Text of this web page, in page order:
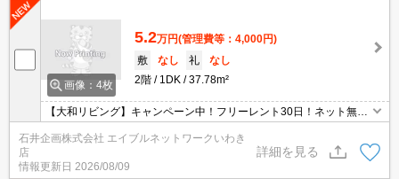
画像：4枚
5.2万円(管理費等：4,000円)
敷
なし 礼
なし
2階
1DK 37.78m²
【大和リビング】キャンペーン中！フリーレント30日！ネット無
料！駐車場1台無料！物置付き！ローソンいわき平北白土店まで徒
歩4分！鮮場いわき平店まで徒歩9分！
石井企画株式会社 エイブルネットワークいわき
店
情報更新日 2026/08/09
詳細を見る